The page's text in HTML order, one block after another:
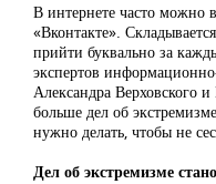
В интернете часто можно
«Вконтакте».
прийти буквально за
экспертов
Александра Верховского
больше дел об
нужно делать, чтобы не
Дел об экстремизме